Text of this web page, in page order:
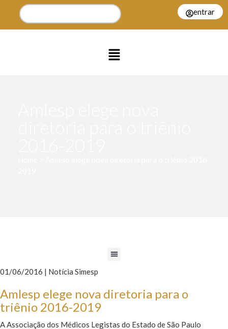
entrar
01/06/2016 | Notícia Simesp
Amlesp elege nova diretoria para o
triênio 2016-2019
A Associação dos Médicos Legistas do Estado de São Paulo